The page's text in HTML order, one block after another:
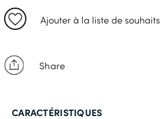
Ajouter à la liste de souhaits
Share
2XL
CARACTÉRISTIQUES